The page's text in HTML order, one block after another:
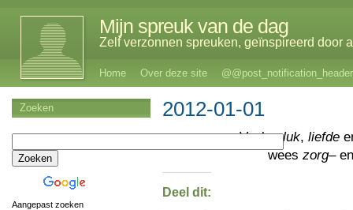
Mijn spreuk van de dag
Zelf verzonnen spreuken, geïnspireerd door
Home Over deze site @@post_notification_header
2012-01-01
Veelgeluk, liefde
wees zorg–
Deel dit:
Zoeken
Aangepast zoeken